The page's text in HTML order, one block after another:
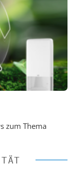
zum Thema